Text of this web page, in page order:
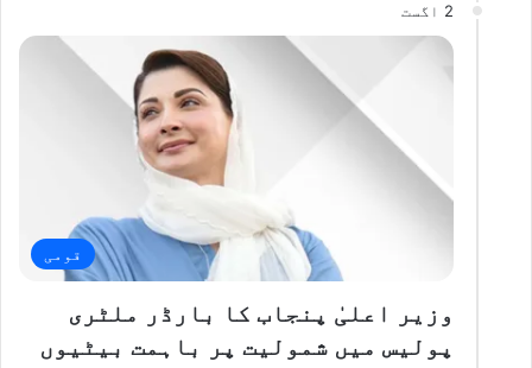
2 اگست
قومی
وزیر اعلیٰ پنجاب کا بارڈر ملٹری
پولیس میں شمولیت پر باہمت بیٹیوں